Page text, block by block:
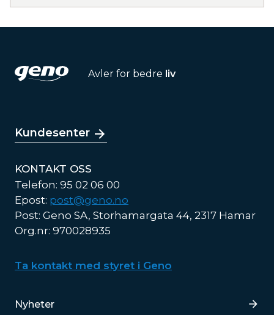
Avler for bedre liv
Kundesenter
KONTAKT OSS
Telefon: 95 02 06 00
Epost: post@geno.no
Post: Geno SA, Storhamargata 44, 2317 Hamar
Org.nr: 970028935
Ta kontakt med styret i Geno
Lenker
Nyheter